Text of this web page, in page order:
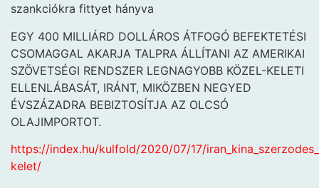
szankciókra fittyet hányva
EGY 400 MILLIÁRD DOLLÁROS ÁTFOGÓ BEFEKTETÉSI
CSOMAGGAL AKARJA TALPRA ÁLLÍTANI AZ AMERIKAI
SZÖVETSÉGI RENDSZER LEGNAGYOBB KÖZEL-KELETI
ELLENLÁBASÁT, IRÁNT, MIKÖZBEN NEGYED
ÉVSZÁZADRA BEBIZTOSÍTJA AZ OLCSÓ
OLAJIMPORTOT.
https://index.hu/kulfold/2020/07/17/
kelet/